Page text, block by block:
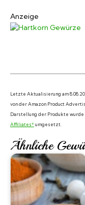
Anzeige
Letzte Aktualisierung am
von der Amazon Product
Darstellung der Produkte
Affiliates*umgesetzt.
Ähnliche